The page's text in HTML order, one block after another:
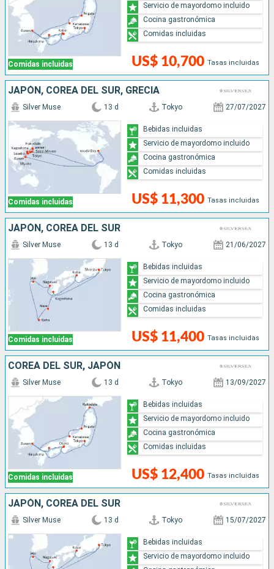
Comidas incluidas US$ 10,700 Tasas incluidas
Servicio de mayordomo incluido
Cocina gastronómica
Comidas incluidas
JAPÓN, COREA DEL SUR, GRECIA
Comidas incluidas
Silver Muse 13 d Tokyo 27/07/2027
US$ 11,300 Tasas incluidas
Bebidas incluidas
Servicio de mayordomo incluido
Cocina gastronómica
Comidas incluidas
JAPÓN, COREA DEL SUR
Comidas incluidas
Silver Muse 13 d Tokyo 21/06/2027
US$ 11,400 Tasas incluidas
Bebidas incluidas
Servicio de mayordomo incluido
Cocina gastronómica
Comidas incluidas
COREA DEL SUR, JAPÓN
Comidas incluidas
Silver Muse 13 d Tokyo 13/09/2027
US$ 12,400 Tasas incluidas
Bebidas incluidas
Servicio de mayordomo incluido
Cocina gastronómica
Comidas incluidas
JAPÓN, COREA DEL SUR
Silver Muse 13 d Tokyo 15/07/2027
Bebidas incluidas
Servicio de mayordomo incluido